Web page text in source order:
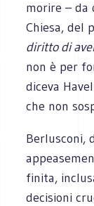
morire – da
Chiesa, del
diritto di
non è per
diceva
che non
Berlusconi,
finita,
decisioni